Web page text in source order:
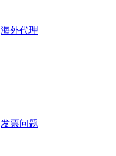
海外代理
发票问题